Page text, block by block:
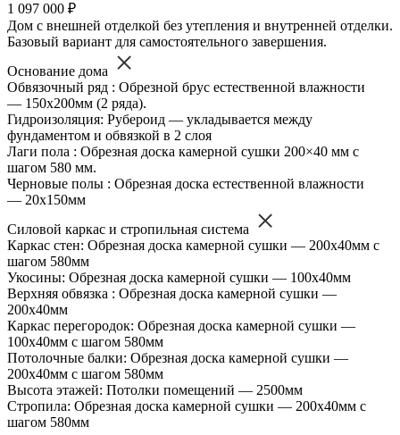
1 097 000 ₽
Дом с внешней отделкой без утепления и внутренней отделки.
Базовый вариант для самостоятельного завершения.
Основание дома
Обвязочный ряд : Обрезной брус естественной влажности
— 150х200мм (2 ряда).
Гидроизоляция: Рубероид — укладывается между
фундаментом и обвязкой в 2 слоя
Лаги пола : Обрезная доска камерной сушки 200×40 мм с
шагом 580 мм.
Черновые полы : Обрезная доска естественной влажности
— 20х150мм
Силовой каркас и стропильная система
Каркас стен: Обрезная доска камерной сушки — 200х40мм с
шагом 580мм
Укосины: Обрезная доска камерной сушки — 100х40мм
Верхняя обвязка : Обрезная доска камерной сушки —
200х40мм
Каркас перегородок: Обрезная доска камерной сушки —
100х40мм с шагом 580мм
Потолочные балки: Обрезная доска камерной сушки —
200х40мм с шагом 580мм
Высота этажей: Потолки помещений — 2500мм
Стропила: Обрезная доска камерной сушки — 200х40мм с
шагом 580мм